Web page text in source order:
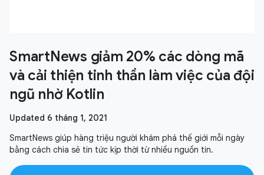
SmartNews giảm 20% các dòng mã
và cải thiện tinh thần làm việc của đội
ngũ nhờ Kotlin
Updated 6 tháng 1, 2021
SmartNews giúp hàng triệu người khám phá thế giới mỗi ngày
bằng cách chia sẻ tin tức kịp thời từ nhiều nguồn tin.